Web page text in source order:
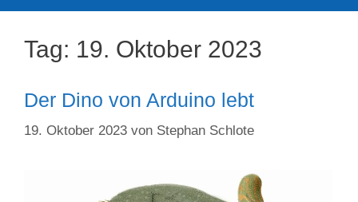
Tag: 19. Oktober 2023
Der Dino von Arduino lebt
19. Oktober 2023 von Stephan Schlote